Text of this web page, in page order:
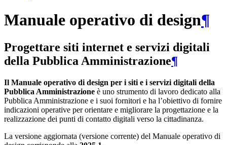
Manuale operativo di design¶
Progettare siti internet e servizi digitali
della Pubblica Amministrazione¶
Il Manuale operativo di design per i siti e i servizi digitali della
Pubblica Amministrazione è uno strumento di lavoro dedicato alla
Pubblica Amministrazione e i suoi fornitori e ha l’obiettivo di fornire
indicazioni operative per orientare e migliorare la progettazione e la
realizzazione dei punti di contatto digitali verso la cittadinanza.
La versione aggiornata (versione corrente) del Manuale operativo di